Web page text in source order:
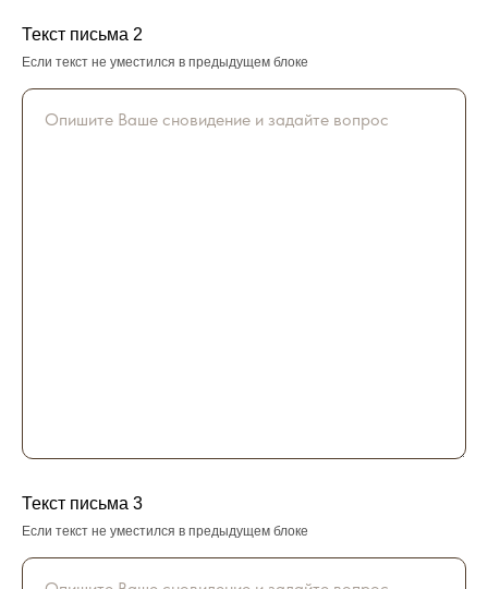
Текст письма 2
Если текст не уместился в предыдущем блоке
Текст письма 3
Если текст не уместился в предыдущем блоке